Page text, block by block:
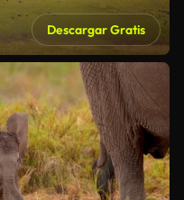
Descargar Gratis